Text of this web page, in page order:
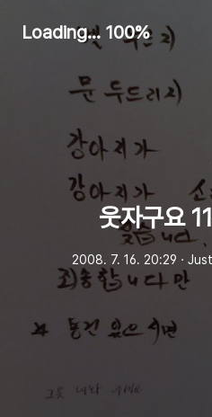
Loading... 100%
웃자구요
2008. 7. 16. 20:29 ㆍ